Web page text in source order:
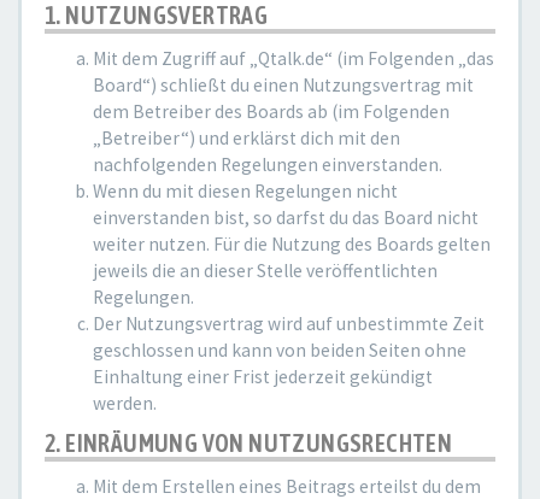
1. NUTZUNGSVERTRAG
Mit dem Zugriff auf „Qtalk.de“ (im Folgenden „das
Board“) schließt du einen Nutzungsvertrag mit
dem Betreiber des Boards ab (im Folgenden
„Betreiber“) und erklärst dich mit den
nachfolgenden Regelungen einverstanden.
Wenn du mit diesen Regelungen nicht
einverstanden bist, so darfst du das Board nicht
weiter nutzen. Für die Nutzung des Boards gelten
jeweils die an dieser Stelle veröffentlichten
Regelungen.
Der Nutzungsvertrag wird auf unbestimmte Zeit
geschlossen und kann von beiden Seiten ohne
Einhaltung einer Frist jederzeit gekündigt
werden.
2. EINRÄUMUNG VON NUTZUNGSRECHTEN
Mit dem Erstellen eines Beitrags erteilst du dem